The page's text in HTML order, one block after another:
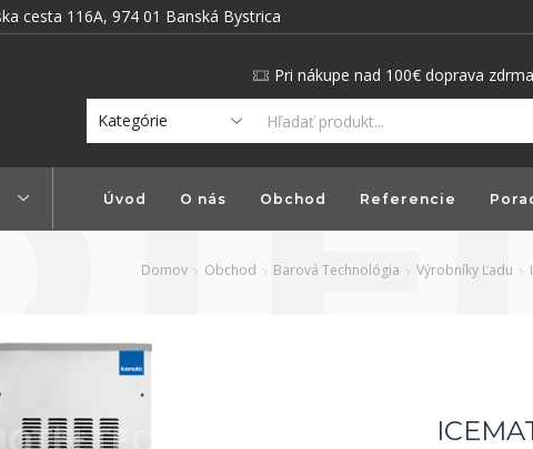
cesta 116A, 974 01 Banská Bystrica
Pri nákupe nad 100€ doprava
Úvod O nás Obchod Referencie
Domov Obchod Barová Technológia Výrobníky Ľadu